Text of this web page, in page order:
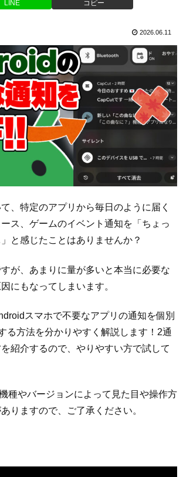
LINE コピー
2026.06.11
、特定のアプリから毎日のように届く
ス、ゲームのイベント通知を「ちょっ
と感じたことはありませんか？
が、あまりに量が多いと本当に必要な
にもなってしまいます。
スマホで不要なアプリの通知を個別
る方法を分かりやすく解説します！2通
紹介するので、やりやすい方で試して
種やバージョンによって見た目や操作方
りますので、ご了承ください。